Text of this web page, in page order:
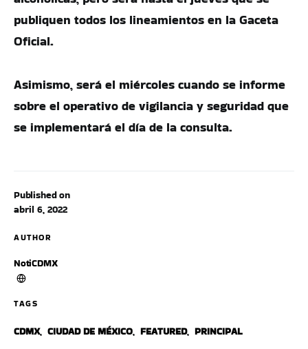
Published on
abril 6, 2022
AUTHOR
NotiCDMX
TAGS
CDMX, CIUDAD DE MÉXICO, FEATURED, PRINCIPAL
publiquen todos los lineamientos en la Gaceta
Oficial.
Asimismo, será el miércoles cuando se informe
sobre el operativo de vigilancia y seguridad que
se implementará el día de la consulta.